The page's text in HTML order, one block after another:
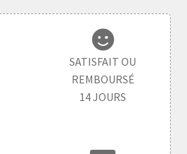
SATISFAIT OU
REMBOURSÉ
14 JOURS